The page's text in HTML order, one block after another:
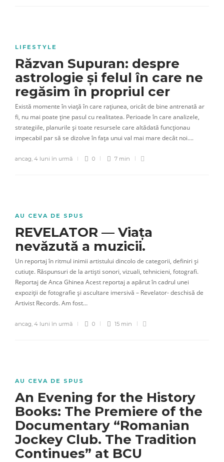
LIFESTYLE
Răzvan Supuran: despre
astrologie și felul în care ne
regăsim în propriul cer
Există momente în viață în care rațiunea, oricât de bine antrenată ar
fi, nu mai poate ține pasul cu realitatea. Perioade în care analizele,
strategiile, planurile și toate resursele care altădată funcționau
impecabil par să se dizolve în fața unui val mai mare decât noi….
ancag, 4 luni în urmă 0 7 min
AU CEVA DE SPUS
REVELATOR — Viața
nevăzută a muzicii.
Un reportaj în ritmul inimii artistului dincolo de categorii, definiri și
cutiuțe. Răspunsuri de la artiști sonori, vizuali, tehnicieni, fotografi.
Reportaj de Anca Ghinea Acest reportaj a apărut în cadrul unei
expoziții de fotografie și ascultare imersivă – Revelator- deschisă de
Artivist Records. Am fost…
ancag, 4 luni în urmă 0 15 min
AU CEVA DE SPUS
An Evening for the History
Books: The Premiere of the
Documentary “Romanian
Jockey Club. The Tradition
Continues” at BCU